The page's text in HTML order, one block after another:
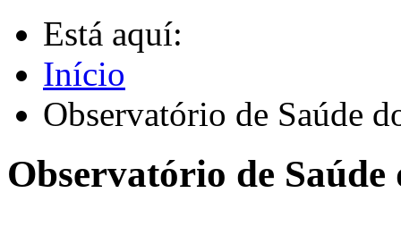
Está aquí:
Início
Observatório de Saúde
Observatório de Saúde